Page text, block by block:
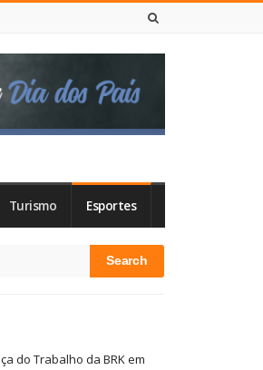
Turismo Esportes
do Trabalho da BRK em